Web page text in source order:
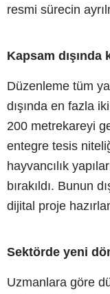
resmi sürecin
Kapsam dışında
Düzenleme tüm
dışında en fazla
200 metrekareyi
entegre tesis
hayvancılık
bırakıldı. Bunun
dijital proje
Sektörde yeni
Uzmanlara göre